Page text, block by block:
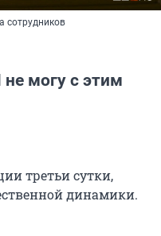
сотрудников
могу с этим
третьи сутки,
динамики.